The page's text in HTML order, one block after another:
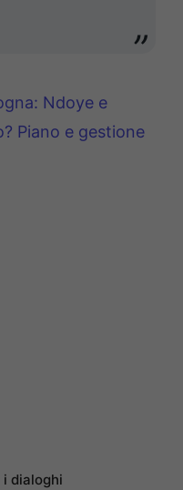
Ndoye e
Piano e gestione
dialoghi